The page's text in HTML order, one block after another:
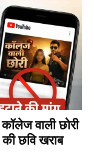
वाली छोरी
छवि खराब